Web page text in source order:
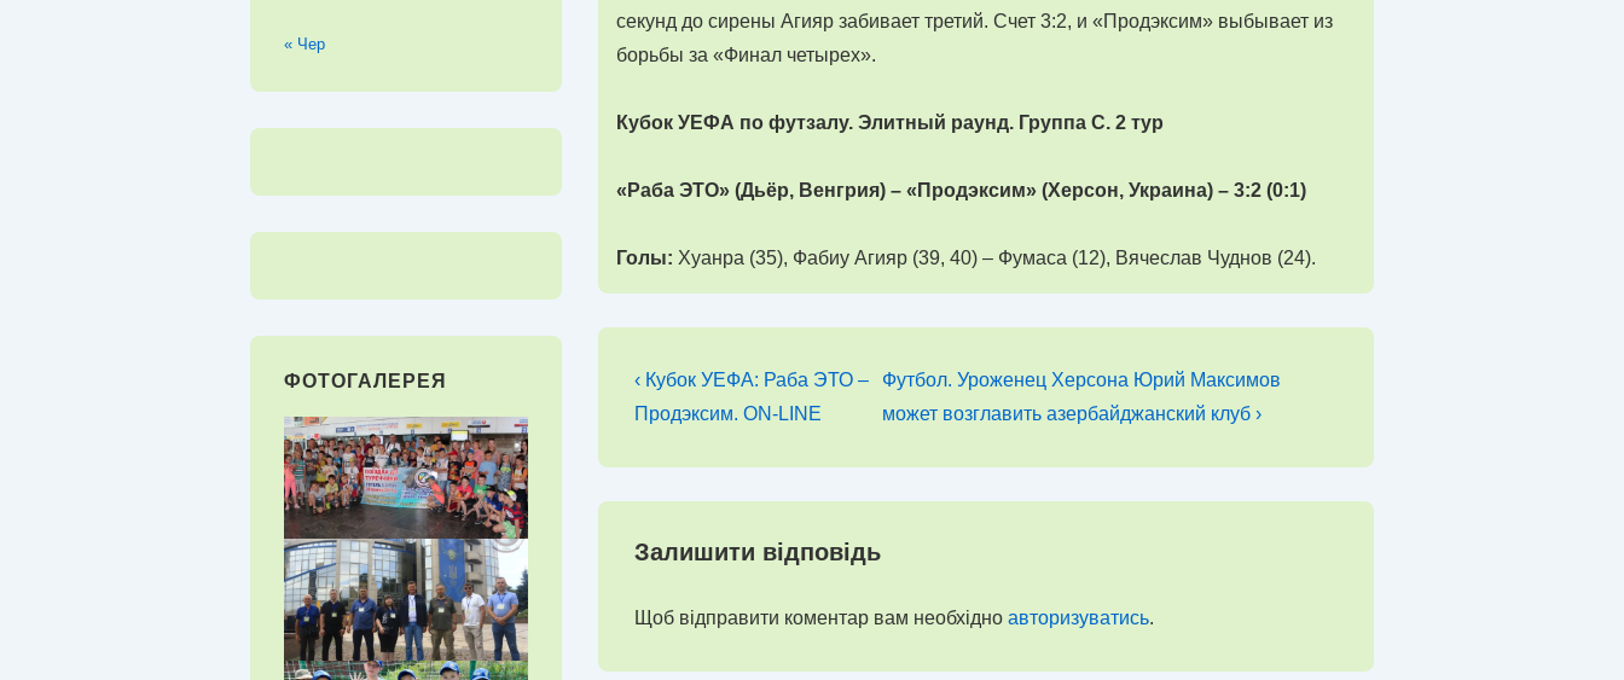
секунд до сирены Агияр забивает третий. Счет 3:2, и «Продэксим» выбывает из
борьбы за «Финал четырех».
Кубок УЕФА по футзалу. Элитный раунд. Группа C. 2 тур
«Раба ЭТО» (Дьёр, Венгрия) – «Продэксим» (Херсон, Украина) – 3:2 (0:1)
Голы: Хуанра (35), Фабиу Агияр (39, 40) – Фумаса (12), Вячеслав Чуднов (24).
Навігація
записів
Попередній
запис
‹ Кубок УЕФА: Раба ЭТО –
Продэксим. ON-LINE
Наступний
запис
Футбол. Уроженец Херсона Юрий Максимов
может возглавить азербайджанский клуб ›
Залишити відповідь
Щоб відправити коментар вам необхідно авторизуватись.
« Чер
ФОТОГАЛЕРЕЯ